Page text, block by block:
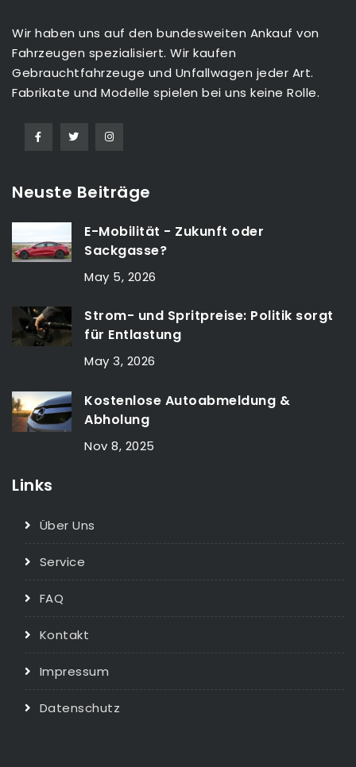
Wir haben uns auf den bundesweiten Ankauf von
Fahrzeugen spezialisiert. Wir kaufen
Gebrauchtfahrzeuge und Unfallwagen jeder Art.
Fabrikate und Modelle spielen bei uns keine Rolle.
Neuste Beiträge
E-Mobilität - Zukunft oder
Sackgasse?
May 5, 2026
Strom- und Spritpreise: Politik sorgt
für Entlastung
May 3, 2026
Kostenlose Autoabmeldung &
Abholung
Nov 8, 2025
Links
Über Uns
Service
FAQ
Kontakt
Impressum
Datenschutz